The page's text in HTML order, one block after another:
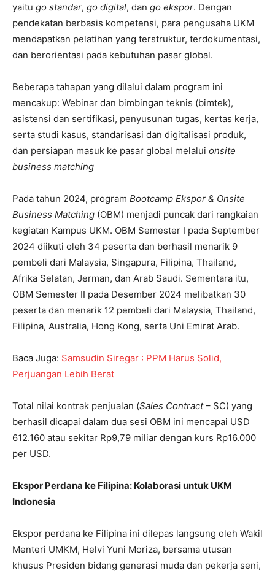
yaitu go standar, go digital, dan go ekspor. Dengan
pendekatan berbasis kompetensi, para pengusaha UKM
mendapatkan pelatihan yang terstruktur, terdokumentasi,
dan berorientasi pada kebutuhan pasar global.
Beberapa tahapan yang dilalui dalam program ini
mencakup: Webinar dan bimbingan teknis (bimtek),
asistensi dan sertifikasi, penyusunan tugas, kertas kerja,
serta studi kasus, standarisasi dan digitalisasi produk,
dan persiapan masuk ke pasar global melalui onsite
business matching
Pada tahun 2024, program Bootcamp Ekspor & Onsite
Business Matching (OBM) menjadi puncak dari rangkaian
kegiatan Kampus UKM. OBM Semester I pada September
2024 diikuti oleh 34 peserta dan berhasil menarik 9
pembeli dari Malaysia, Singapura, Filipina, Thailand,
Afrika Selatan, Jerman, dan Arab Saudi. Sementara itu,
OBM Semester II pada Desember 2024 melibatkan 30
peserta dan menarik 12 pembeli dari Malaysia, Thailand,
Filipina, Australia, Hong Kong, serta Uni Emirat Arab.
Baca Juga: Samsudin Siregar : PPM Harus Solid,
Perjuangan Lebih Berat
Total nilai kontrak penjualan (Sales Contract– SC) yang
berhasil dicapai dalam dua sesi OBM ini mencapai USD
612.160 atau sekitar Rp9,79 miliar dengan kurs Rp16.000
per USD.
Ekspor Perdana ke Filipina: Kolaborasi untuk UKM
Indonesia
Ekspor perdana ke Filipina ini dilepas langsung oleh Wakil
Menteri UMKM, Helvi Yuni Moriza, bersama utusan
khusus Presiden bidang generasi muda dan pekerja seni,